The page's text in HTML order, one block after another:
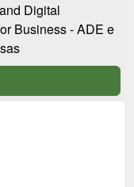
Digital
Business - ADE e